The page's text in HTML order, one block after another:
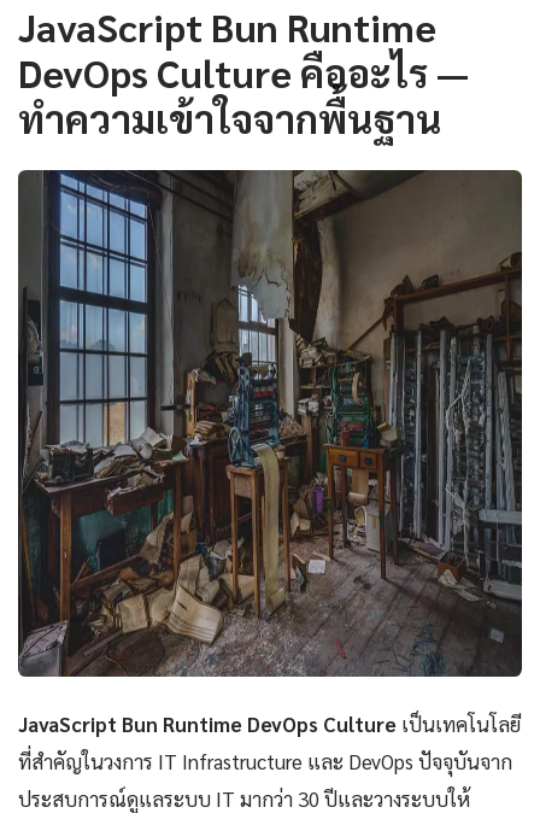
JavaScript Bun Runtime
DevOps Culture คืออะไร —
ทำความเข้าใจจากพื้นฐาน
JavaScript Bun Runtime DevOps Culture เป็นเทคโนโลยี
ที่สำคัญในวงการ IT Infrastructure และ DevOps ปัจจุบันจาก
ประสบการณ์ดูแลระบบ IT มากว่า 30 ปีและวางระบบให้